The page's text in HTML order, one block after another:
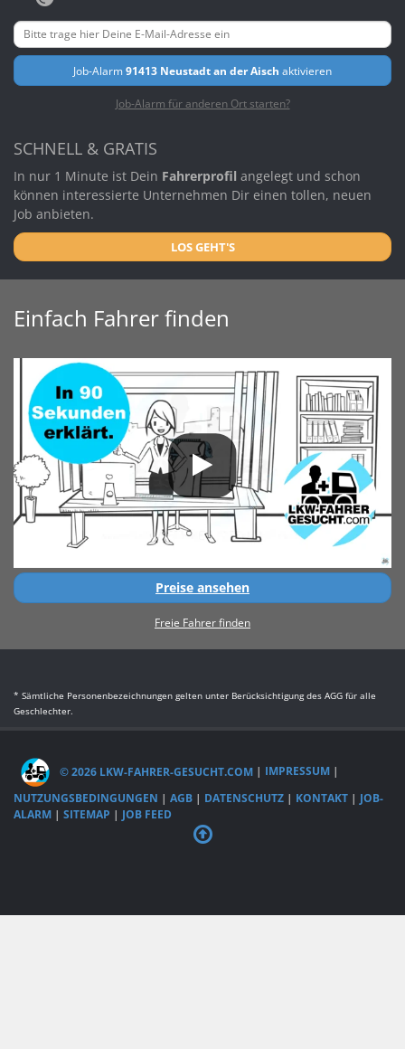
Job-Alarm91413 Neustadt an der Aisch aktivieren
Job-Alarm für anderen Ort starten?
SCHNELL & GRATIS
In nur 1 Minute ist Dein Fahrerprofil angelegt und schon
können interessierte Unternehmen Dir einen tollen, neuen
Job anbieten.
LOS GEHT'S
Einfach Fahrer finden
Preise ansehen
Freie Fahrer finden
* Sämtliche Personenbezeichnungen gelten unter Berücksichtigung des AGG für alle
Geschlechter.
© 2026 LKW-FAHRER-GESUCHT.COM | IMPRESSUM |
NUTZUNGSBEDINGUNGEN | AGB | DATENSCHUTZ | KONTAKT | JOB-
ALARM | SITEMAP | JOB FEED